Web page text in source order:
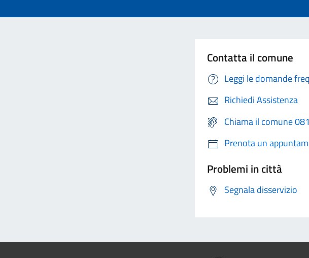
Contatta il comune
Leggi le domande
Richiedi Assistenza
Chiama il comune
Prenota un
Problemi in città
Segnala disservizio